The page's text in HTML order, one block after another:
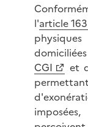
l'article
CGI
et